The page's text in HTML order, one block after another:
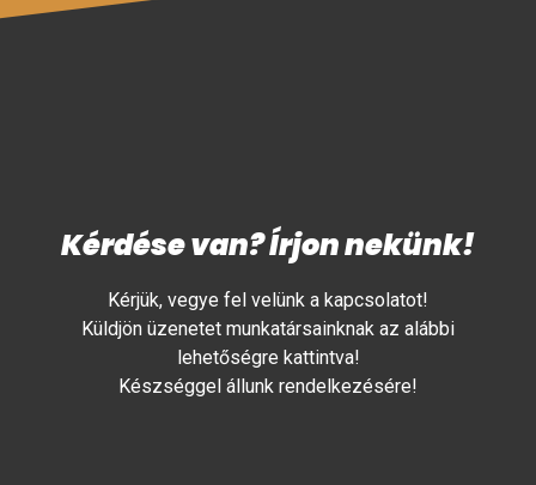
Kérdése van? Írjon nekünk!
Kérjük, vegye fel velünk a kapcsolatot!
Küldjön üzenetet munkatársainknak az alábbi
lehetőségre kattintva!
Készséggel állunk rendelkezésére!